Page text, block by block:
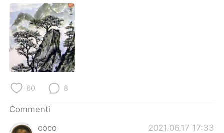
ไทย
Türkçe
Português
60 8
Commenti
coco
2021.06.17 17:33